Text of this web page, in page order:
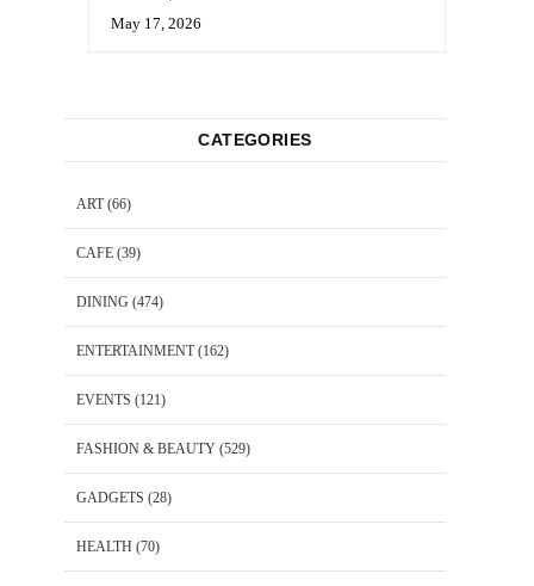
May 17, 2026
CATEGORIES
ART(66)
CAFE (39)
DINING (474)
ENTERTAINMENT(162)
EVENTS (121)
FASHION & BEAUTY (529)
GADGETS (28)
HEALTH (70)